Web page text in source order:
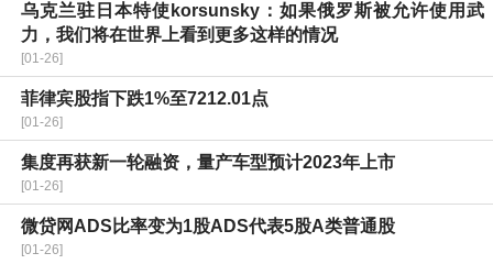
乌克兰驻日本特使korsunsky：如果俄罗斯被允许使用武
力，我们将在世界上看到更多这样的情况
[01-26]
菲律宾股指下跌1%至7212.01点
[01-26]
集度再获新一轮融资，量产车型预计2023年上市
[01-26]
微贷网ADS比率变为1股ADS代表5股A类普通股
[01-26]